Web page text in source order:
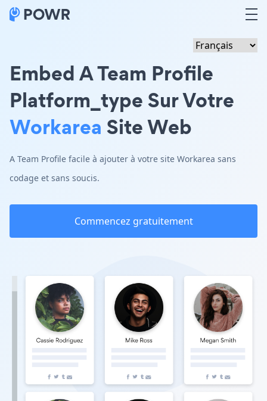
Embed A Team Profile
Platform_type Sur Votre
Workarea Site Web
A Team Profile facile à ajouter à votre site Workarea sans
codage et sans soucis.
Commencez gratuitement